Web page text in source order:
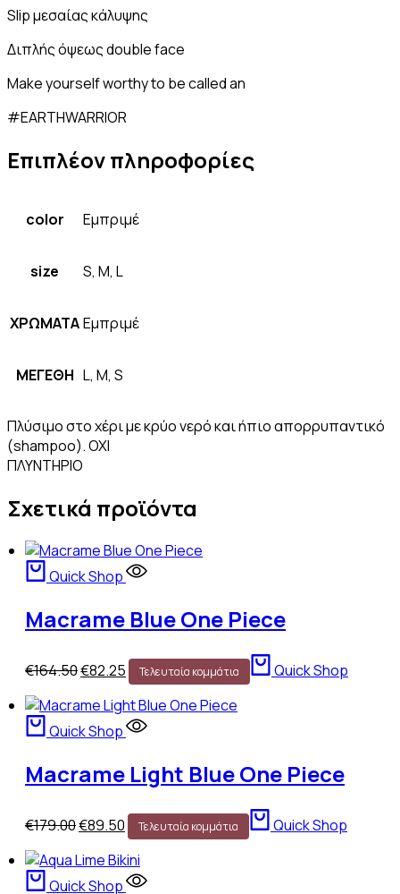
Slip μεσαίας κάλυψης
Διπλής όψεως double face
Make yourself worthy to be called an
#EARTHWARRIOR
Επιπλέον πληροφορίες
color Εμπριμέ
size S, M, L
ΧΡΩΜΑΤΑΕμπριμέ
ΜΕΓΕΘΗ L, M, S
Πλύσιμο στο χέρι με κρύο νερό και ήπιο απορρυπαντικό
(shampoo). ΟΧΙ
ΠΛΥΝΤΗΡΙΟ
Σχετικά προϊόντα
Quick Shop
Macrame Blue One Piece
€164.50 Original
price
was:
€164.50.
€82.25Η
τρέχουσα
τιμή
είναι:
€82.25.
Τελευταία κομμάτια Quick Shop
Quick Shop
Macrame Light Blue One Piece
€179.00 Original
price
was:
€179.00.
€89.50Η
τρέχουσα
τιμή
είναι:
Τελευταία κομμάτια Quick Shop
Quick Shop